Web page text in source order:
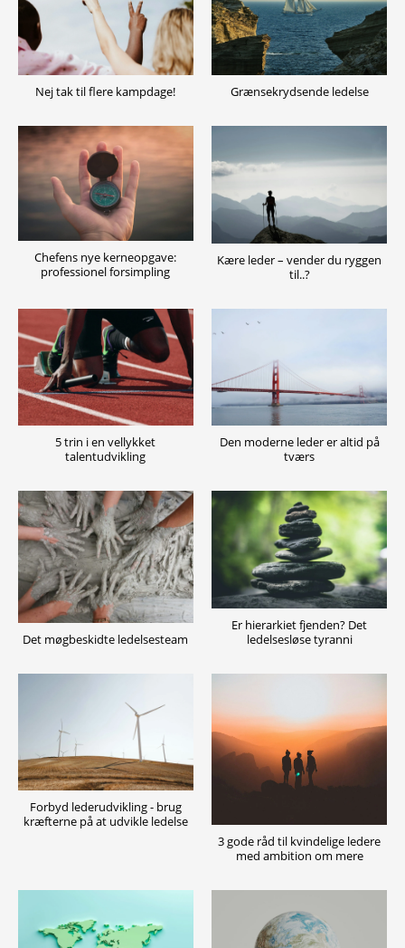
Nej tak til flere kampdage! Grænsekrydsende ledelse
Chefens nye kerneopgave:
professionel forsimpling
Kære leder – vender du ryggen
til..?
5 trin i en vellykket
talentudvikling
Den moderne leder er altid på
tværs
Det møgbeskidte ledelsesteam
Er hierarkiet fjenden? Det
ledelsesløse tyranni
Forbyd lederudvikling - brug
kræfterne på at udvikle ledelse
3 gode råd til kvindelige ledere
med ambition om mere